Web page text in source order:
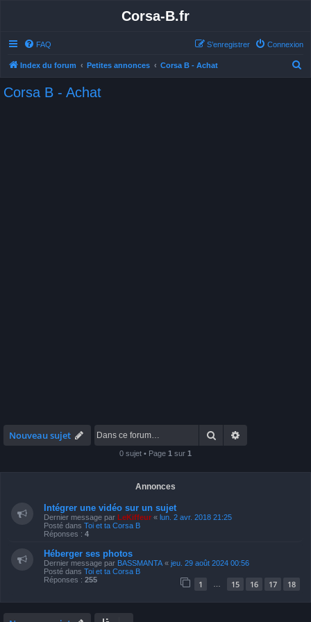
Corsa-B.fr
FAQ Connexion
S’enregistrer
Index du forum Petites annonces Corsa B - Achat
Corsa B - Achat
Nouveau sujet Rechercher
0 sujet • Page 1 sur 1
Annonces
Intégrer une vidéo sur un sujet
Dernier message par LeKiffeur « lun. 2 avr. 2018 21:25
Posté dans Toi et ta Corsa B
Réponses : 4
Héberger ses photos
Dernier message par BASSMANTA « jeu. 29 août 2024 00:56
Posté dans Toi et ta Corsa B
Réponses : 255 1 15 16 17 18